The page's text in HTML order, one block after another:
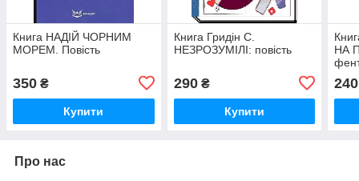
Книга НАДІЙ ЧОРНИМ
МОРЕМ. Повість
350 ₴
Купити
Книга Гридін С.
НЕЗРОЗУМІЛІ: повість
290₴
Купити
НА
240
Про нас